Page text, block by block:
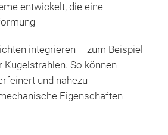
entwickelt, die eine
integrieren – zum Beispiel
Kugelstrahlen. So können
und nahezu
Eigenschaften